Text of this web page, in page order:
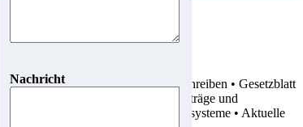
• Dienstvereinbarungen• Rundschreiben • Gesetzblatt
• Verträge und
Karten, Pläne und Geo-Informationssysteme • Aktuelle
Nachricht